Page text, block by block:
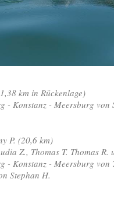
km in Rückenlage)
- Konstanz - Meersburg von
P. (20,6 km)
Z., Thomas T. Thomas R.
- Konstanz - Meersburg von
Stephan H.